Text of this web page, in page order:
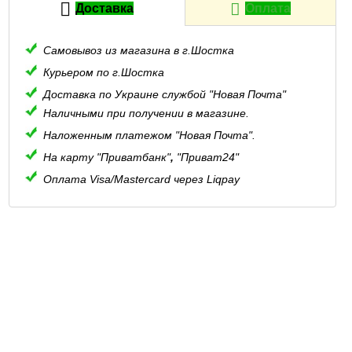
Доставка Оплата
Самовывоз из магазина в г.Шостка
Курьером по г.Шостка
Доставка по Украине службой "Новая Почта"
Наличными при получении в магазине.
Наложенным платежом "Новая Почта".
На карту "Приватбанк", "Приват24"
Оплата Visa/Mastercard через Liqpay